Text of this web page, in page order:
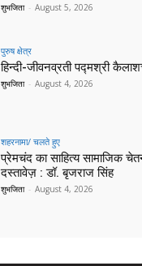
शुभजिता - August 5, 2026
पुरुष क्षेत्र
हिन्‍दी-जीवनव्रती पद्मश्री
शुभजिता - August 4, 2026
शहरनामा/ चलते हुए
प्रेमचंद का साहित्य सामाजिक
दस्तावेज़ : डॉ. बृजराज सिंह
शुभजिता - August 4, 2026